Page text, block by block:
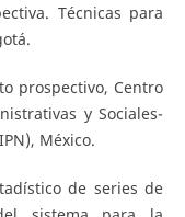
Técnicas para
prospectivo, Centro
y Sociales-
México.
de series de